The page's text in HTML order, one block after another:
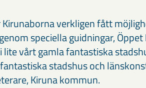
verkligen fått
speciella guidningar,
vårt gamla fantastiska
stadshus och
Kiruna kommun.